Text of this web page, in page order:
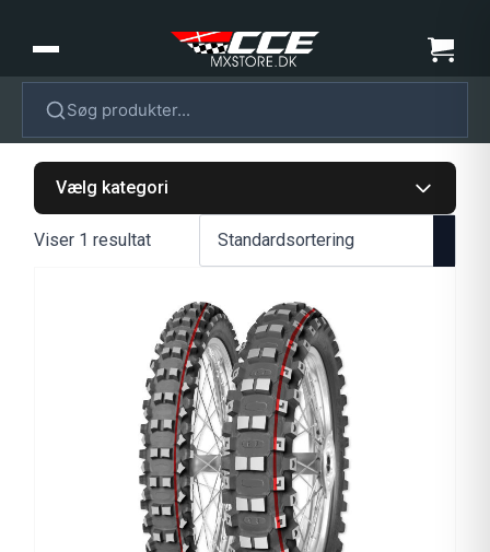
Søg produkter...
Vælg kategori
Viser 1 resultat